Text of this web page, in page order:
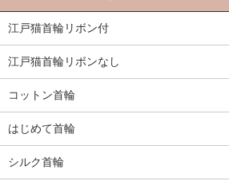
江戸猫首輪リボン付
江戸猫首輪リボンなし
コットン首輪
はじめて首輪
シルク首輪